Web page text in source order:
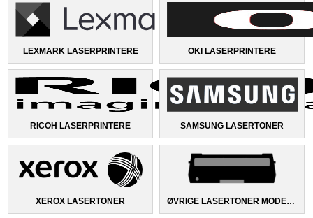
LEXMARK LASERPRINTERE OKI LASERPRINTERE
RICOH LASERPRINTERE SAMSUNG LASERTONER
XEROX LASERTONER ØVRIGE LASERTONER MODELLER